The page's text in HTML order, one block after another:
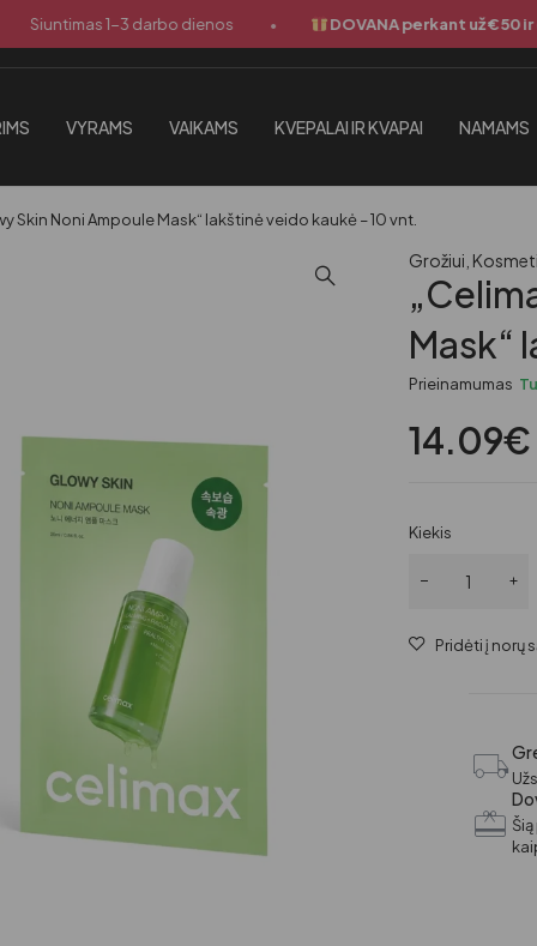
1-3 darbo dienos • DOVANA perkant už €50 ir
VYRAMS VAIKAMS KVEPALAI IR KVAPAI NAMAMS
Skin Noni Ampoule Mask“ lakštinė veido kaukė – 10 vnt.
Grožiui
Mask“
Prieinamumas
14.09€
Kiekis